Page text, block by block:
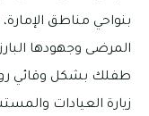
بنواحي مناطق الإمارة،
المرضى وجهودها
طفلك بشكل وقائي
زيارة العيادات